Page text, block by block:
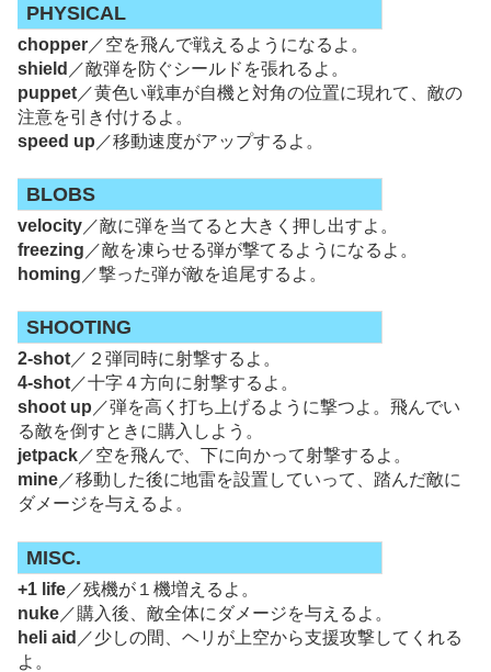
PHYSICAL
chopper ／空を飛んで戦えるようになるよ。
shield ／敵弾を防ぐシールドを張れるよ。
puppet ／黄色い戦車が自機と対角の位置に現れて、敵の
注意を引き付けるよ。
speed up ／移動速度がアップするよ。
BLOBS
velocity ／敵に弾を当てると大きく押し出すよ。
freezing ／敵を凍らせる弾が撃てるようになるよ。
homing ／撃った弾が敵を追尾するよ。
SHOOTING
2-shot ／２弾同時に射撃するよ。
4-shot ／十字４方向に射撃するよ。
shoot up ／弾を高く打ち上げるように撃つよ。飛んでい
る敵を倒すときに購入しよう。
jetpack ／空を飛んで、下に向かって射撃するよ。
mine ／移動した後に地雷を設置していって、踏んだ敵に
ダメージを与えるよ。
MISC.
+1 life ／残機が１機増えるよ。
nuke ／購入後、敵全体にダメージを与えるよ。
heli aid ／少しの間、ヘリが上空から支援攻撃してくれる
よ。